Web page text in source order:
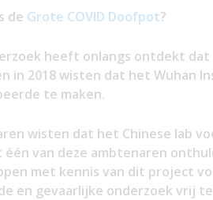
de Grote COVID Doofpot?
heeft onlangs ontdekt
in 2018 wisten dat het Wuhan
te maken.
wisten dat het Chinese lab
één van deze ambtenaren
met kennis van dit project
en gevaarlijke onderzoek vrij